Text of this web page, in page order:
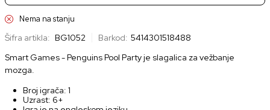
Nema na stanju
Šifra artikla: BG1052 Barkod: 5414301518488
Smart Games - Penguins Pool Party je slagalica za vežbanje
mozga.
Broj igrača: 1
Uzrast: 6+